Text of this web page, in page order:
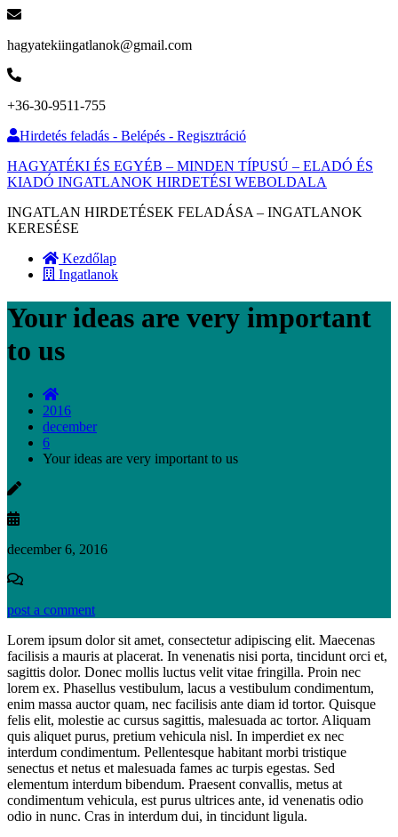
hagyatekiingatlanok@gmail.com
+36-30-9511-755
Hirdetés feladás - Belépés - Regisztráció
HAGYATÉKI ÉS EGYÉB – MINDEN TÍPUSÚ – ELADÓ ÉS
KIADÓ INGATLANOK HIRDETÉSI WEBOLDALA
INGATLAN HIRDETÉSEK FELADÁSA – INGATLANOK
KERESÉSE
Kezdőlap
Ingatlanok
Your ideas are very important
to us
2016
december
6
Your ideas are very important to us
december 6, 2016
post a comment
Lorem ipsum dolor sit amet, consectetur adipiscing elit. Maecenas
facilisis a mauris at placerat. In venenatis nisi porta, tincidunt orci et,
sagittis dolor. Donec mollis luctus velit vitae fringilla. Proin nec
lorem ex. Phasellus vestibulum, lacus a vestibulum condimentum,
enim massa auctor quam, nec facilisis ante diam id tortor. Quisque
felis elit, molestie ac cursus sagittis, malesuada ac tortor. Aliquam
quis aliquet purus, pretium vehicula nisl. In imperdiet ex nec
interdum condimentum. Pellentesque habitant morbi tristique
senectus et netus et malesuada fames ac turpis egestas. Sed
elementum interdum bibendum. Praesent convallis, metus at
condimentum vehicula, est purus ultrices ante, id venenatis odio
odio in nunc. Cras in interdum dui, in tincidunt ligula.